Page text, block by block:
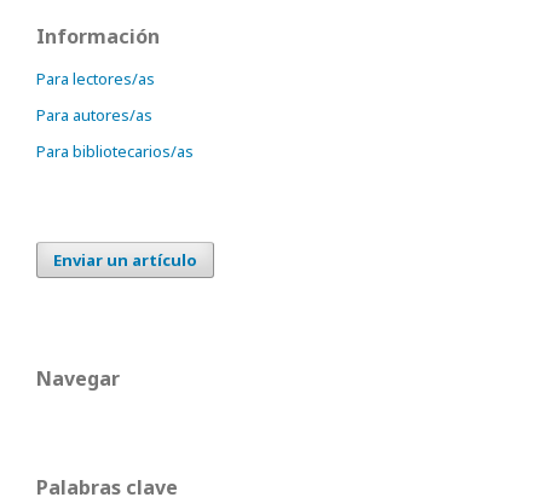
Información
Para lectores/as
Para autores/as
Para bibliotecarios/as
Enviar un artículo
Navegar
Palabras clave